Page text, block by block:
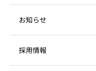
お知らせ
採用情報